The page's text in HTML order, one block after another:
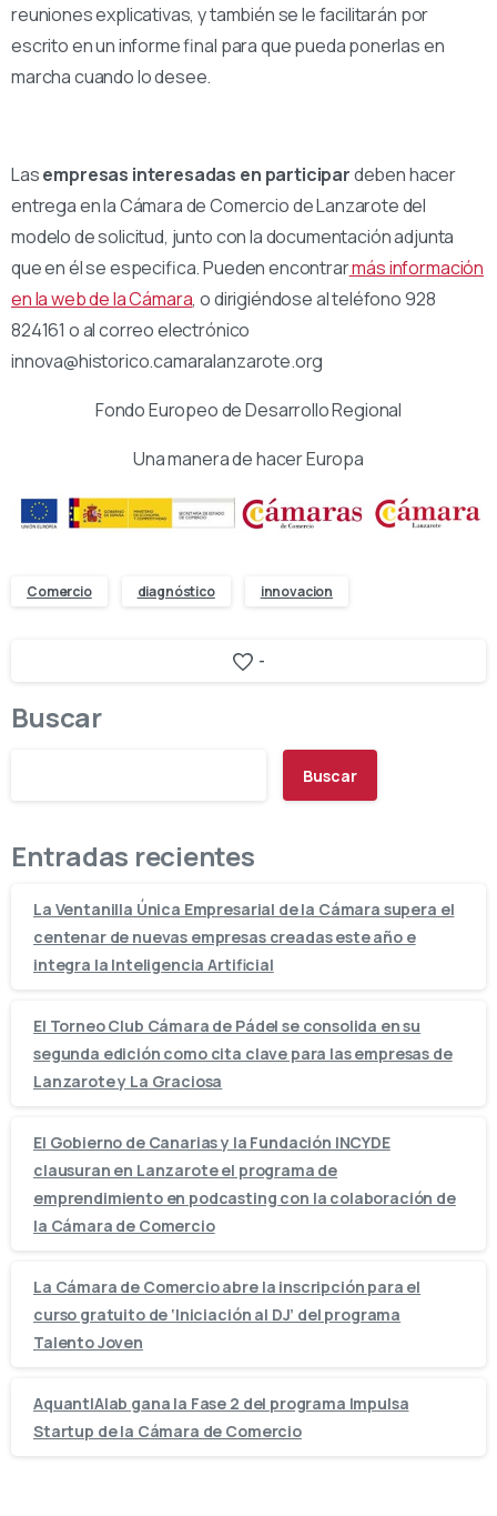
reuniones explicativas, y también se le facilitarán por
escrito en un informe final para que pueda ponerlas en
marcha cuando lo desee.
Lasempresas interesadas en participardeben hacer
entrega en la Cámara de Comercio de Lanzarote del
modelo de solicitud, junto con la documentación adjunta
que en él se especifica. Pueden encontrarmás información
en la web de la Cámara, o dirigiéndose al teléfono 928
824161 o al correo electrónico
innova@historico.camaralanzarote.org
Fondo Europeo de Desarrollo Regional
Una manera de hacer Europa
Comercio diagnóstico innovacion
-
Buscar
Buscar
Entradas recientes
La Ventanilla Única Empresarial de la Cámara supera el
centenar de nuevas empresas creadas este año e
integra la Inteligencia Artificial
El Torneo Club Cámara de Pádel se consolida en su
segunda edición como cita clave para las empresas de
Lanzarote y La Graciosa
El Gobierno de Canarias y la Fundación INCYDE
clausuran en Lanzarote el programa de
emprendimiento en podcasting con la colaboración de
la Cámara de Comercio
La Cámara de Comercio abre la inscripción para el
curso gratuito de ‘Iniciación al DJ’ del programa
Talento Joven
AquantIAlab gana la Fase 2 del programa Impulsa
Startup de la Cámara de Comercio